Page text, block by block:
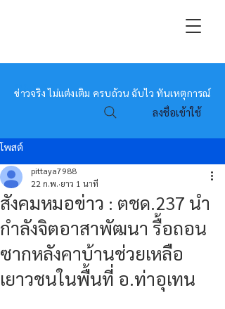
หมอข่าว
ข่าวจริง ไม่แต่งเติม ครบถ้วน ฉับไว ทันเหตุการณ์
ลงชื่อเข้าใช้
โพสต์
สังคมหมอข่าว : ตชด.237 นำ
กำลังจิตอาสาพัฒนา รื้อถอน
ซากหลังคาบ้านช่วยเหลือ
เยาวชนในพื้นที่ อ.ท่าอุเทน
pittaya7988
22 ก.พ. ยาว 1 นาที